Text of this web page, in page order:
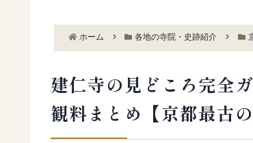
ホーム 各地の寺院・史跡紹介
建仁寺の見どころ完全
観料まとめ【京都最古の